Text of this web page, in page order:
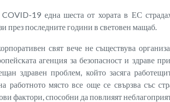
19 една шеста от хората в ЕС
през последните години в световен мащаб.
свят вече не съществува
агенция за безопасност и здраве
здравен проблем, който засяга
работното място все още се свързва със
фактори, способни да повлияят